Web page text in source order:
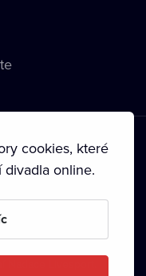
• Zásady používání
•
cookies, které
online.